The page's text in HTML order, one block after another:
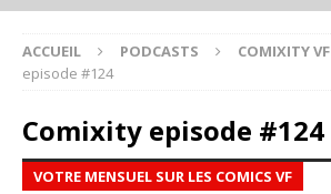
ACCUEIL PODCASTS COMIXITY VF
episode #124
Comixity episode #124
VOTRE MENSUEL SUR LES COMICS VF